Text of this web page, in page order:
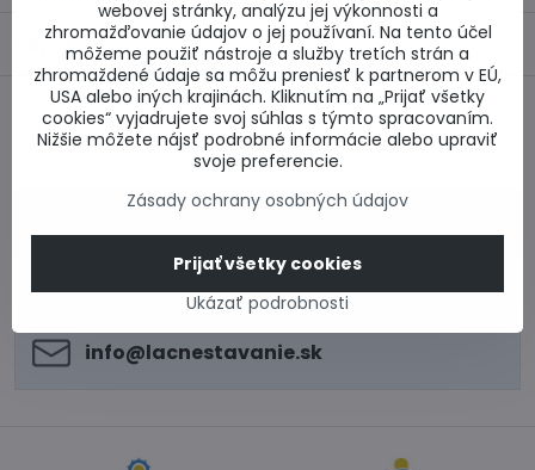
Popis
Predchádzajúci
produkt
Nasledujúci produkt
0917 969 003
Technické poradenstvo
0948 987 787
Informácie k objednávkam
Po - Pi 8:00-15:00
info​@lacnestavanie​.sk
webovej stránky, analýzu jej výkonnosti a
zhromažďovanie údajov o jej používaní. Na tento účel
môžeme použiť nástroje a služby tretích strán a
zhromaždené údaje sa môžu preniesť k partnerom v EÚ,
USA alebo iných krajinách. Kliknutím na „Prijať všetky
cookies“ vyjadrujete svoj súhlas s týmto spracovaním.
Nižšie môžete nájsť podrobné informácie alebo upraviť
svoje preferencie.
Zásady ochrany osobných údajov
Ukázať podrobnosti
Prijať všetky cookies